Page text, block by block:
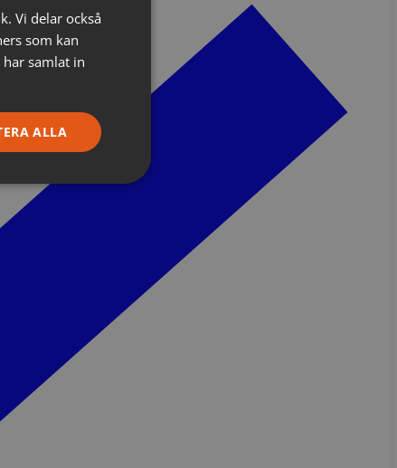
Vi delar också
som kan
samlat in
ALLA